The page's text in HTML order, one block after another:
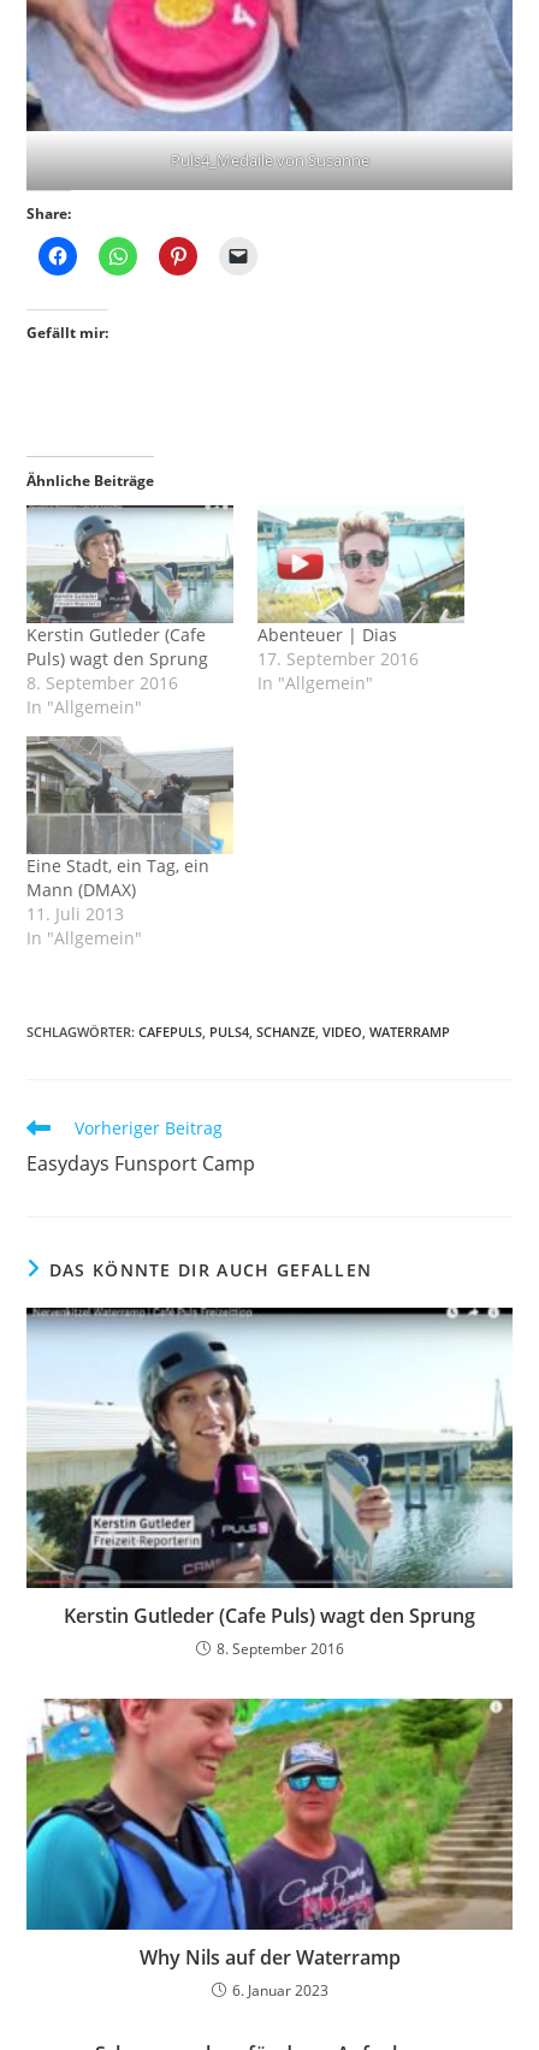
Puls4_Medaile von Susanne
Share:
Gefällt mir:
Ähnliche Beiträge
Kerstin Gutleder (Cafe
Puls) wagt den Sprung
8. September 2016
In "Allgemein"
Abenteuer | Dias
17. September 2016
In "Allgemein"
Eine Stadt, ein Tag, ein
Mann (DMAX)
11. Juli 2013
In "Allgemein"
SCHLAGWÖRTER:CAFEPULS, PULS4, SCHANZE, VIDEO, WATERRAMP
Weitere
Artikel
ansehen
Vorheriger Beitrag
Easydays Funsport Camp
DAS KÖNNTE DIR AUCH GEFALLEN
Kerstin Gutleder (Cafe Puls) wagt den Sprung
8. September 2016
Why Nils auf der Waterramp
6. Januar 2023